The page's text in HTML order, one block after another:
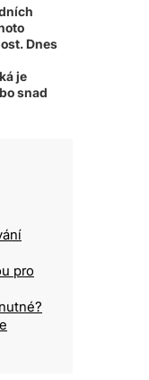
Dnes
je
snad
pro